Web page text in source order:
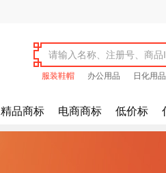
服装鞋帽 办公用品 日化用品
精品商标 电商商标 低价标